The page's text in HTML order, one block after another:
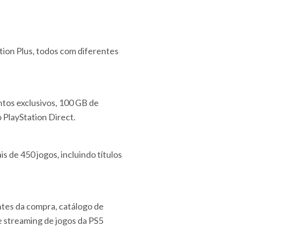
Plus, todos com diferentes
exclusivos, 100 GB de
PlayStation Direct.
de 450 jogos, incluindo títulos
da compra, catálogo de
de jogos da PS5